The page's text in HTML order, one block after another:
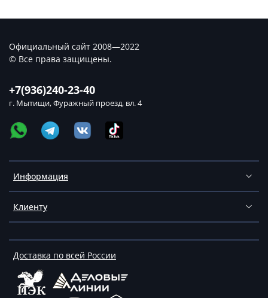
Информация
Клиенту
Доставка по всей России
+7(936)240-23-40
г. Мытищи, Фуражный проезд, вл. 4
Официальный сайт 2008—2022
© Все права защищены.